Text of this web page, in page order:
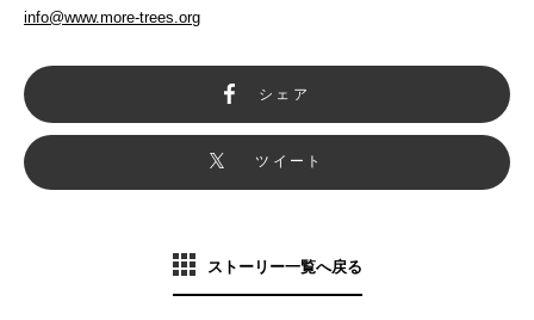
info@www.more-trees.org
シェア
ツイート
ストーリー一覧へ戻る